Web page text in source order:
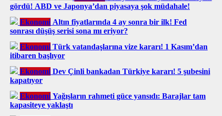
gördü! ABD ve Japonya’dan piyasaya şok müdahale!
Ekonomi Altın fiyatlarında 4 ay sonra bir ilk! Fed
sonrası düşüş serisi sona mı eriyor?
Ekonomi Türk vatandaşlarına vize kararı! 1 Kasım’dan
itibaren başlıyor
Ekonomi Dev Çinli bankadan Türkiye kararı! 5 şubesini
kapatıyor
Ekonomi Yağışların rahmeti güce yansıdı: Barajlar tam
kapasiteye yaklaştı